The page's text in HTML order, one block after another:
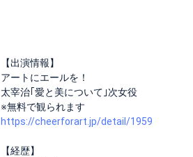
【出演情報】
アートにエールを！
太宰治｢愛と美について｣次女役
※無料で観られます
https://cheerforart.jp/detail/1959
【経歴】